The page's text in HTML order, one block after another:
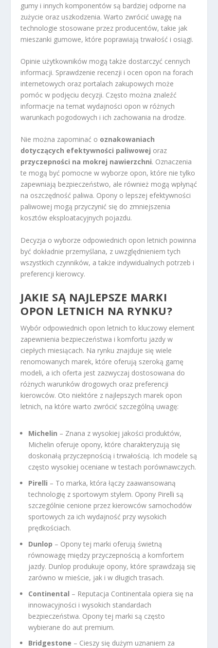
gumy i innych komponentów są bardziej odporne na
zużycie oraz uszkodzenia. Warto zwrócić uwagę na
technologie stosowane przez producentów, takie jak
mieszanki gumowe, które poprawiają trwałość i osiągi.
Opinie użytkowników mogą także dostarczyć cennych
informacji. Sprawdzenie recenzji i ocen opon na forach
internetowych oraz portalach zakupowych może
pomóc w podjęciu decyzji. Często można znaleźć
informacje na temat wydajności opon w różnych
warunkach pogodowych i ich zachowania na drodze.
Nie można zapominać o oznakowaniach
dotyczących efektywności paliwowej oraz
przyczepności na mokrej nawierzchni. Oznaczenia
te mogą być pomocne w wyborze opon, które nie tylko
zapewniają bezpieczeństwo, ale również mogą wpłynąć
na oszczędność paliwa. Opony o lepszej efektywności
paliwowej mogą przyczynić się do zmniejszenia
kosztów eksploatacyjnych pojazdu.
Decyzja o wyborze odpowiednich opon letnich powinna
być dokładnie przemyślana, z uwzględnieniem tych
wszystkich czynników, a także indywidualnych potrzeb i
preferencji kierowcy.
JAKIE SĄ NAJLEPSZE MARKI
OPON LETNICH NA RYNKU?
Wybór odpowiednich opon letnich to kluczowy element
zapewnienia bezpieczeństwa i komfortu jazdy w
ciepłych miesiącach. Na rynku znajduje się wiele
renomowanych marek, które oferują szeroką gamę
modeli, a ich oferta jest zazwyczaj dostosowana do
różnych warunków drogowych oraz preferencji
kierowców. Oto niektóre z najlepszych marek opon
letnich, na które warto zwrócić szczególną uwagę:
Michelin – Znana z wysokiej jakości produktów,
Michelin oferuje opony, które charakteryzują się
doskonałą przyczepnością i trwałością. Ich modele są
często wysokiej oceniane w testach porównawczych.
Pirelli – To marka, która łączy zaawansowaną
technologię z sportowym stylem. Opony Pirelli są
szczególnie cenione przez kierowców samochodów
sportowych za ich wydajność przy wysokich
prędkościach.
Dunlop – Opony tej marki oferują świetną
równowagę między przyczepnością a komfortem
jazdy. Dunlop produkuje opony, które sprawdzają się
zarówno w mieście, jak i w długich trasach.
Continental – Reputacja Continentala opiera się na
innowacyjności i wysokich standardach
bezpieczeństwa. Opony tej marki są często
wybierane do aut premium.
Bridgestone – Cieszy się dużym uznaniem za